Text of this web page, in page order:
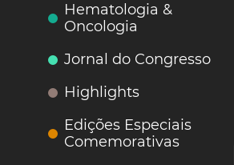
Hematologia &
Oncologia
Jornal do Congresso
Highlights
Edições Especiais
Comemorativas